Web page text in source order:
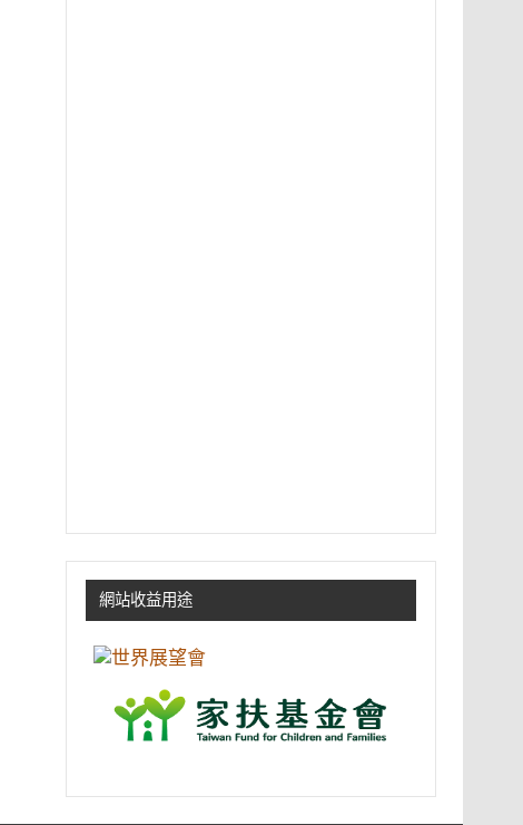
網站收益用途